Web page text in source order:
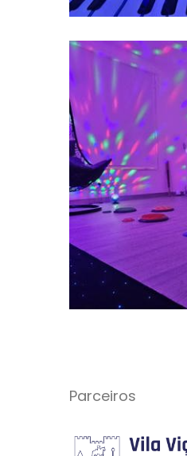
Parceiros